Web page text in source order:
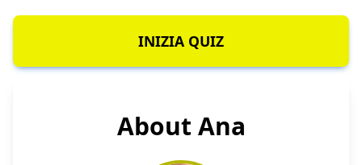
INIZIA QUIZ
About Ana